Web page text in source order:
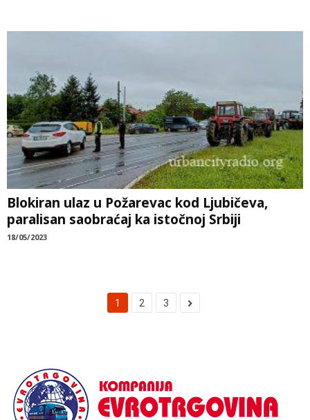
Blokiran ulaz u Požarevac kod Ljubičeva,
paralisan saobraćaj ka istočnoj Srbiji
18/05/2023
1 2 3